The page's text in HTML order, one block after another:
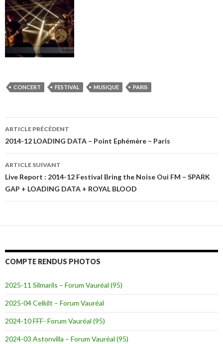
CONCERT FESTIVAL MUSIQUE PARIS
Navigation
des
articles
ARTICLE PRÉCÉDENT
2014-12 LOADING DATA – Point Ephémère – Paris
ARTICLE SUIVANT
Live Report : 2014-12 Festival Bring the Noise Oui FM – SPARK
GAP + LOADING DATA + ROYAL BLOOD
COMPTE RENDUS PHOTOS
2025-11 Silmarils – Forum Vauréal (95)
2025-04 Celkilt – Forum Vauréal
2024-10 FFF- Forum Vauréal (95)
2024-03 Astonvilla – Forum Vauréal (95)